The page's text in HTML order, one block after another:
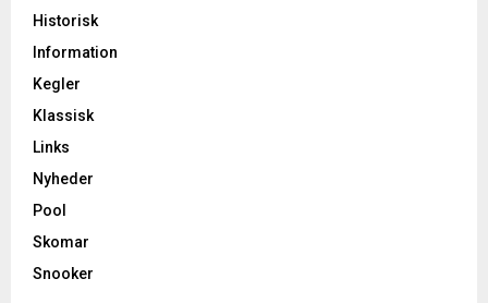
Historisk
Information
Kegler
Klassisk
Links
Nyheder
Pool
Skomar
Snooker